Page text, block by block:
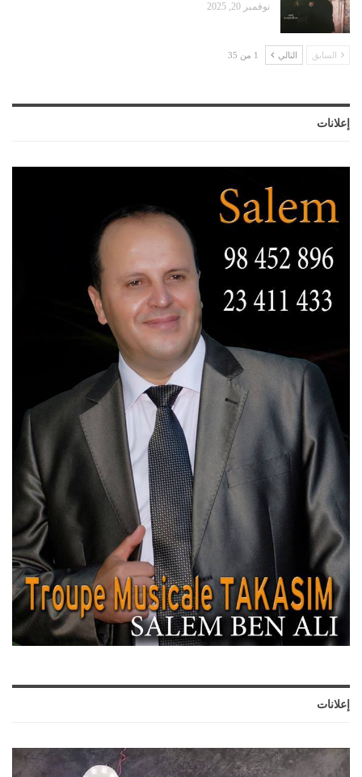
نوفمبر 20, 2025
السابق التالي 1 من 35
إعلانات
إعلانات